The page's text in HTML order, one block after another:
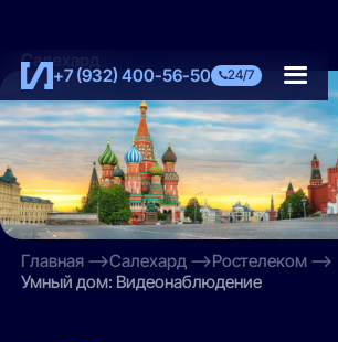
+7 (932) 400-56-50 24/7
Салехард
Главная Салехард
Ростелеком
Умный дом: Видеонаблюдение